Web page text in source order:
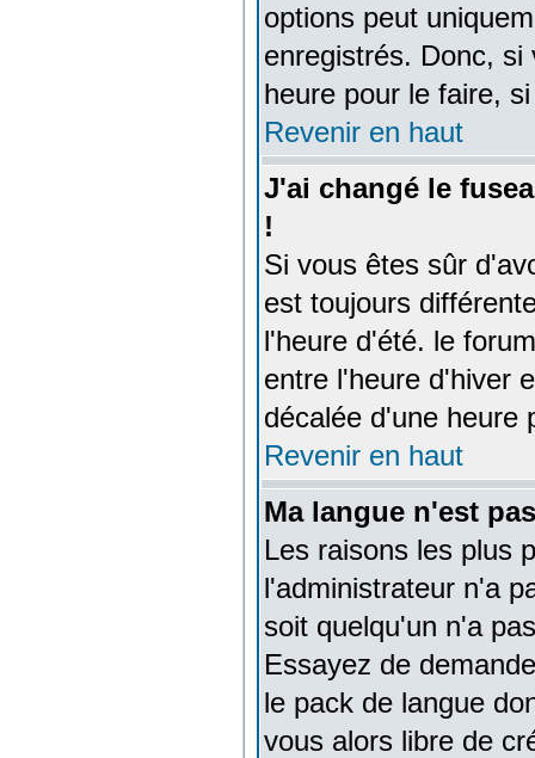
options peut
enregistrés. Donc,
heure pour le faire,
Revenir en haut
J'ai changé le
!
Si vous êtes sûr
est toujours
l'heure d'été. le
entre l'heure d'hiver
décalée d'une heure
Revenir en haut
Ma langue n'est
Les raisons les plus
l'administrateur n'a
soit quelqu'un n'a
Essayez de
le pack de langue
vous alors libre de